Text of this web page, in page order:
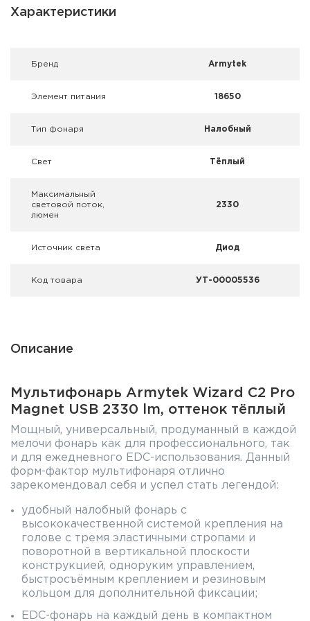
Оружейные шкафы и сейфы
Чехлы и кейсы
Релоадинг
Сигнальные средства
Дартс
Характеристики
Брeнд Armytek
Элемент питания 18650
Тип фонаря Налобный
Свет Тёплый
Максимальный
световой поток,
люмен
2330
Источник света Диод
Код товара УТ-00005536
Описание
Мультифонарь Armytek Wizard C2 Pro
Magnet USB 2330 lm, оттенок тёплый
Мощный, универсальный, продуманный в каждой
мелочи фонарь как для профессионального, так
и для ежедневного EDC-использования. Данный
форм-фактор мультифонаря отлично
зарекомендовал себя и успел стать легендой:
удобный налобный фонарь с
высококачественной системой крепления на
голове с тремя эластичными стропами и
поворотной в вертикальной плоскости
конструкцией, одноруким управлением,
быстросъёмным креплением и резиновым
кольцом для дополнительной фиксации;
EDC-фонарь на каждый день в компактном